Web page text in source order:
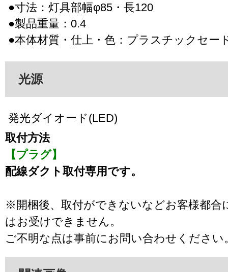
●寸法：灯具部幅φ85・長120
●製品重量：0.4
●本体材質・仕上・色：プラスチックセー
光源
発光ダイオード(LED)
取付方法
【プラグ】
配線ダクト取付専用です。
※開梱後、取付ができないなどお客様都合
はお受けできません。
ご不明な点は事前にお問い合わせください